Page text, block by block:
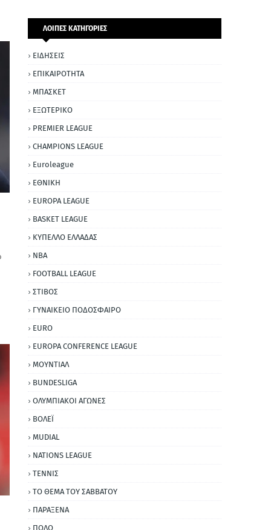
ΛΟΙΠΕΣ ΚΑΤΗΓΟΡΙΕΣ
ΕΙΔΗΣΕΙΣ
ΕΠΙΚΑΙΡΟΤΗΤΑ
ΜΠΑΣΚΕΤ
ΕΞΩΤΕΡΙΚΟ
PREMIER LEAGUE
CHAMPIONS LEAGUE
Euroleague
ΕΘΝΙΚΗ
EUROPA LEAGUE
BASKET LEAGUE
ΚΥΠΕΛΛΟ ΕΛΛΑΔΑΣ
NBA
FOOTBALL LEAGUE
ΣΤΙΒΟΣ
ΓΥΝΑΙΚΕΙΟ ΠΟΔΟΣΦΑΙΡΟ
EURO
EUROPA CONFERENCE LEAGUE
ΜΟΥΝΤΙΑΛ
BUNDESLIGA
ΟΛΥΜΠΙΑΚΟΙ ΑΓΩΝΕΣ
ΒΟΛΕΪ
MUDIAL
NATIONS LEAGUE
ΤΕΝΝΙΣ
ΤΟ ΘΕΜΑ ΤΟΥ ΣΑΒΒΑΤΟΥ
ΠΑΡΑΞΕΝΑ
ΠΟΛΟ